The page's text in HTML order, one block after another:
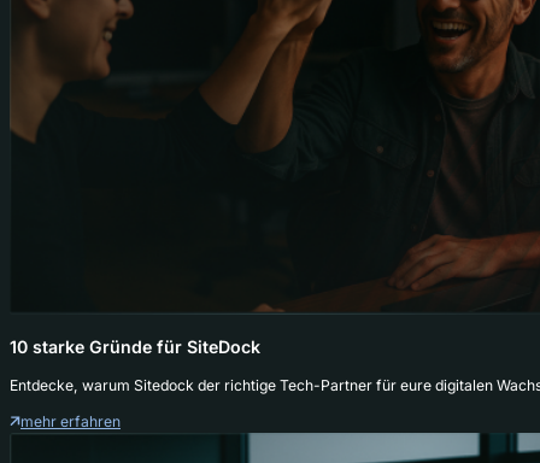
10 starke Gründe für SiteDock
Entdecke, warum Sitedock der richtige Tech-Partner für eure digitalen
mehr erfahren